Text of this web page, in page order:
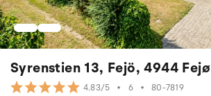
Syrenstien 13, Fejö, 4944 Fejø
4.83/5 • 6 • 80-7819